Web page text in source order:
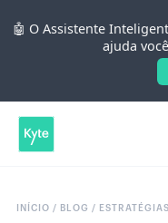
🤖 O Assistente
ajuda
INÍCIO / BLOG /